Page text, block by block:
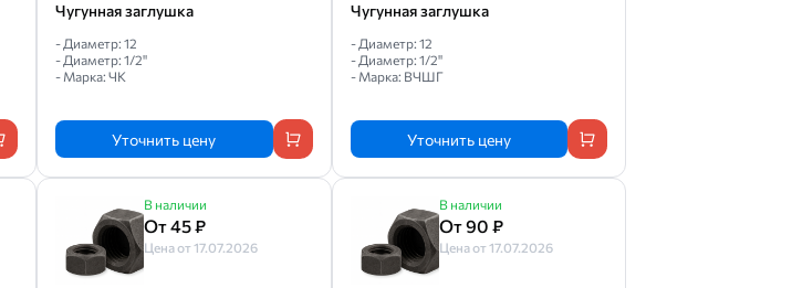
Чугунная заглушка
- Диаметр: 12
- Диаметр: 1/2"
- Марка: ЧК
Уточнить цену
Чугунная заглушка
- Диаметр: 12
- Диаметр: 1/2"
- Марка: ВЧШГ
Уточнить цену
В наличии
От 45 ₽
Цена от 17.07.2026
В наличии
От 90 ₽
Цена от 17.07.2026